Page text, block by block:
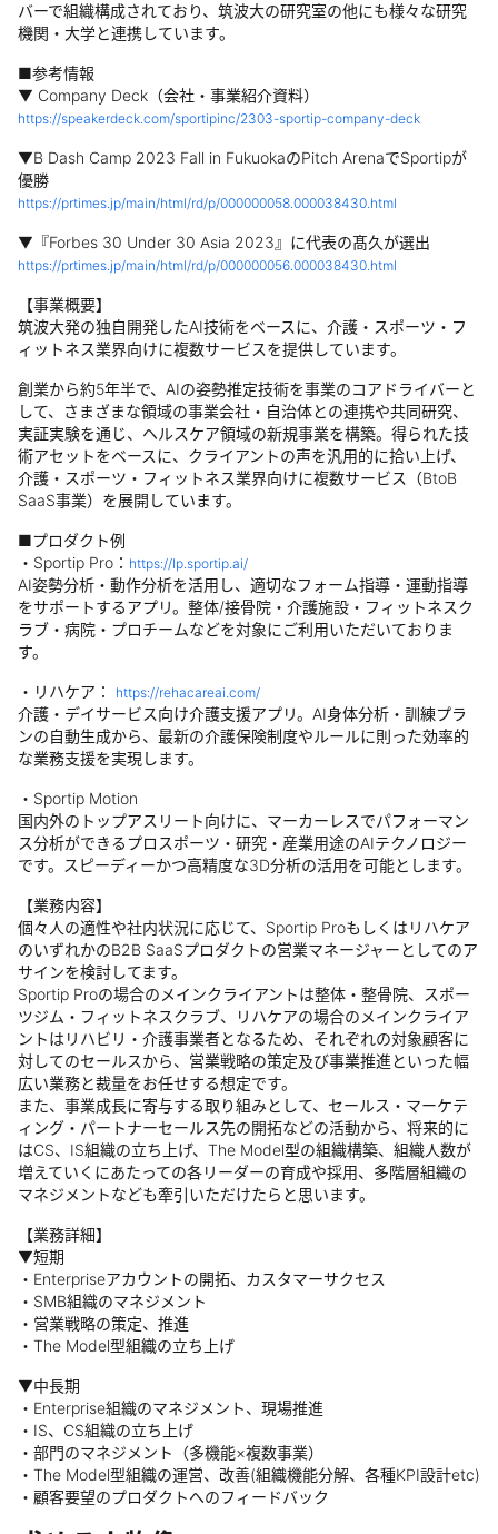
バーで組織構成されており、筑波大の研究室の他にも様々な研究
機関・大学と連携しています。
■参考情報
▼ Company Deck（会社・事業紹介資料）
https://speakerdeck.com/sportipinc/2303-sportip-company-deck
▼B Dash Camp 2023 Fall in FukuokaのPitch ArenaでSportipが
優勝
https://prtimes.jp/main/html/rd/p/000000058.000038430.html
▼『Forbes 30 Under 30 Asia 2023』に代表の髙久が選出
https://prtimes.jp/main/html/rd/p/000000056.000038430.html
【事業概要】
筑波大発の独自開発したAI技術をベースに、介護・スポーツ・フ
ィットネス業界向けに複数サービスを提供しています。
創業から約5年半で、AIの姿勢推定技術を事業のコアドライバーと
して、さまざまな領域の事業会社・自治体との連携や共同研究、
実証実験を通じ、ヘルスケア領域の新規事業を構築。得られた技
術アセットをベースに、クライアントの声を汎用的に拾い上げ、
介護・スポーツ・フィットネス業界向けに複数サービス（BtoB
SaaS事業）を展開しています。
■プロダクト例
・Sportip Pro： https://lp.sportip.ai/
AI姿勢分析・動作分析を活用し、適切なフォーム指導・運動指導
をサポートするアプリ。整体/接骨院・介護施設・フィットネスク
ラブ・病院・プロチームなどを対象にご利用いただいておりま
す。
・リハケア： https://rehacareai.com/
介護・デイサービス向け介護支援アプリ。AI身体分析・訓練プラ
ンの自動生成から、最新の介護保険制度やルールに則った効率的
な業務支援を実現します。
・Sportip Motion
国内外のトップアスリート向けに、マーカーレスでパフォーマン
ス分析ができるプロスポーツ・研究・産業用途のAIテクノロジー
です。スピーディーかつ高精度な3D分析の活用を可能とします。
【業務内容】
個々人の適性や社内状況に応じて、Sportip Proもしくはリハケア
のいずれかのB2B SaaSプロダクトの営業マネージャーとしてのア
サインを検討してます。
Sportip Proの場合のメインクライアントは整体・整骨院、スポー
ツジム・フィットネスクラブ、リハケアの場合のメインクライア
ントはリハビリ・介護事業者となるため、それぞれの対象顧客に
対してのセールスから、営業戦略の策定及び事業推進といった幅
広い業務と裁量をお任せする想定です。
また、事業成長に寄与する取り組みとして、セールス・マーケテ
ィング・パートナーセールス先の開拓などの活動から、将来的に
はCS、IS組織の立ち上げ、The Model型の組織構築、組織人数が
増えていくにあたっての各リーダーの育成や採用、多階層組織の
マネジメントなども牽引いただけたらと思います。
【業務詳細】
▼短期
・Enterpriseアカウントの開拓、カスタマーサクセス
・SMB組織のマネジメント
・営業戦略の策定、推進
・The Model型組織の立ち上げ
▼中長期
・Enterprise組織のマネジメント、現場推進
・IS、CS組織の立ち上げ
・部門のマネジメント（多機能×複数事業）
・The Model型組織の運営、改善(組織機能分解、各種KPI設計etc)
・顧客要望のプロダクトへのフィードバック